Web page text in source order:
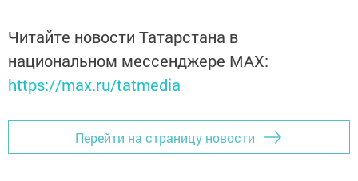
Читайте новости Татарстана в
национальном мессенджере MАХ:
https://max.ru/tatmedia
Перейти на страницу новости